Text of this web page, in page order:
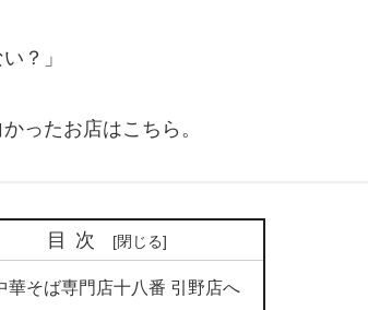
？」
ったお店はこちら。
目次
華そば専門店十八番 引野店へ